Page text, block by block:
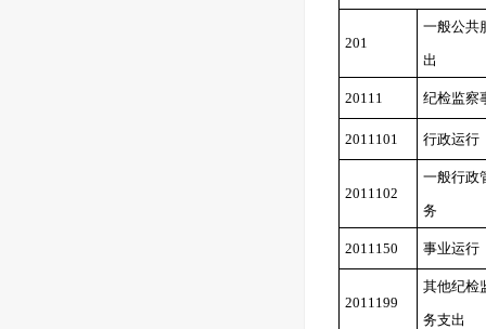
201
一般公共
出
20111 纪检监察
2011101 行政运行
2011102
一般行政
务
2011150 事业运行
2011199
其他纪检
务支出